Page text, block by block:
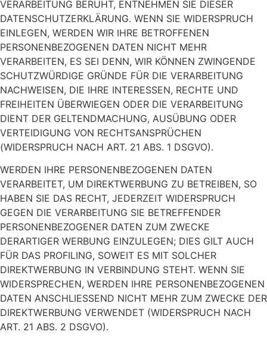
VERARBEITUNG BERUHT, ENTNEHMEN SIE DIESER
DATENSCHUTZERKLÄRUNG. WENN SIE WIDERSPRUCH
EINLEGEN, WERDEN WIR IHRE BETROFFENEN
PERSONENBEZOGENEN DATEN NICHT MEHR
VERARBEITEN, ES SEI DENN, WIR KÖNNEN ZWINGENDE
SCHUTZWÜRDIGE GRÜNDE FÜR DIE VERARBEITUNG
NACHWEISEN, DIE IHRE INTERESSEN, RECHTE UND
FREIHEITEN ÜBERWIEGEN ODER DIE VERARBEITUNG
DIENT DER GELTENDMACHUNG, AUSÜBUNG ODER
VERTEIDIGUNG VON RECHTSANSPRÜCHEN
(WIDERSPRUCH NACH ART. 21 ABS. 1 DSGVO).
WERDEN IHRE PERSONENBEZOGENEN DATEN
VERARBEITET, UM DIREKTWERBUNG ZU BETREIBEN, SO
HABEN SIE DAS RECHT, JEDERZEIT WIDERSPRUCH
GEGEN DIE VERARBEITUNG SIE BETREFFENDER
PERSONENBEZOGENER DATEN ZUM ZWECKE
DERARTIGER WERBUNG EINZULEGEN; DIES GILT AUCH
FÜR DAS PROFILING, SOWEIT ES MIT SOLCHER
DIREKTWERBUNG IN VERBINDUNG STEHT. WENN SIE
WIDERSPRECHEN, WERDEN IHRE PERSONENBEZOGENEN
DATEN ANSCHLIESSEND NICHT MEHR ZUM ZWECKE DER
DIREKTWERBUNG VERWENDET (WIDERSPRUCH NACH
ART. 21 ABS. 2 DSGVO).